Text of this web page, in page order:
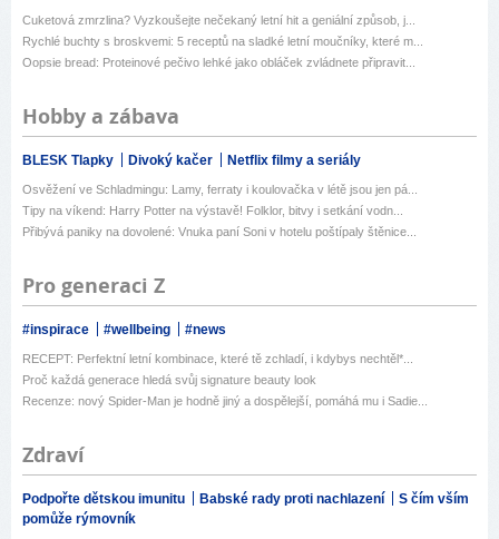
Cuketová zmrzlina? Vyzkoušejte nečekaný letní hit a geniální způsob, j...
Rychlé buchty s broskvemi: 5 receptů na sladké letní moučníky, které m...
Oopsie bread: Proteinové pečivo lehké jako obláček zvládnete připravit...
Hobby a zábava
BLESK Tlapky Divoký kačer Netflix filmy a seriály
Osvěžení ve Schladmingu: Lamy, ferraty i koulovačka v létě jsou jen pá...
Tipy na víkend: Harry Potter na výstavě! Folklor, bitvy i setkání vodn...
Přibývá paniky na dovolené: Vnuka paní Soni v hotelu poštípaly štěnice...
Pro generaci Z
#inspirace #wellbeing #news
RECEPT: Perfektní letní kombinace, které tě zchladí, i kdybys nechtěl*...
Proč každá generace hledá svůj signature beauty look
Recenze: nový Spider-Man je hodně jiný a dospělejší, pomáhá mu i Sadie...
Zdraví
Podpořte dětskou imunitu Babské rady proti nachlazení
S čím vším
pomůže rýmovník